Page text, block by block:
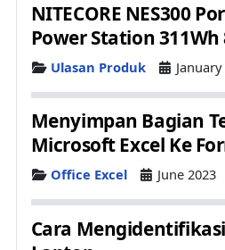
NITECORE NES300
Power Station 311Wh
DetailsUlasan Produk
Menyimpan Bagian
Microsoft Excel Ke
Details
Office Excel June 2023
Cara Mengidentifikasi